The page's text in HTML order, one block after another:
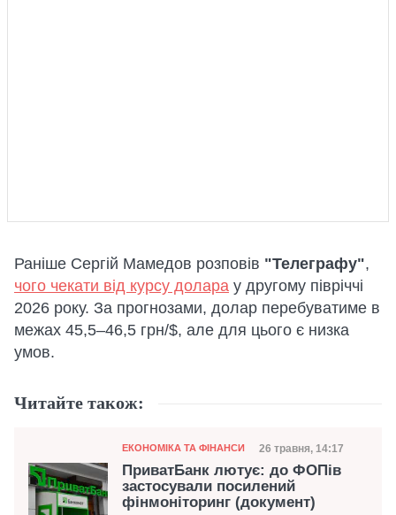
Раніше Сергій Мамедов розповів "Телеграфу",
чого чекати від курсу долара у другому півріччі
2026 року. За прогнозами, долар перебуватиме в
межах 45,5–46,5 грн/$, але для цього є низка
умов.
Читайте також:
Категорія
ЕКОНОМІКА ТА ФІНАНСИ Дата публікації
26 травня, 14:17
ПриватБанк лютує: до ФОПів
застосували посилений
фінмоніторинг (документ)